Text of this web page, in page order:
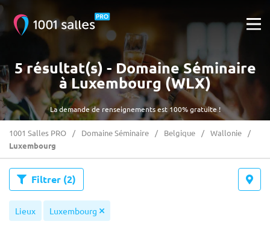
La demande de renseignements est 100% gratuite !
5 résultat(s) - Domaine Séminaire
à Luxembourg (WLX)
1001 Salles PRO Domaine Séminaire Belgique
Wallonie
Luxembourg
Filtrer (2)
Lieux Luxembourg